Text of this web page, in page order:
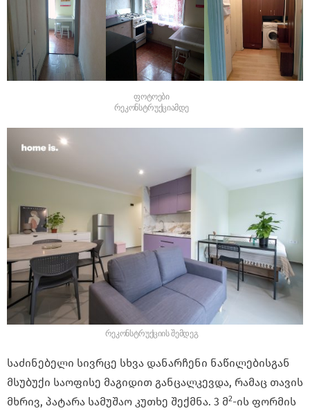
ფოტოები
რეკონსტრუქციამდე
რეკონსტრუქციის შემდეგ
საძინებელი სივრცე სხვა დანარჩენი ნაწილებისგან
მსუბუქი საოფისე მაგიდით განცალკევდა, რამაც თავის
მხრივ, პატარა სამუშაო კუთხე შექმნა. 3 მ2-ის ფორმის